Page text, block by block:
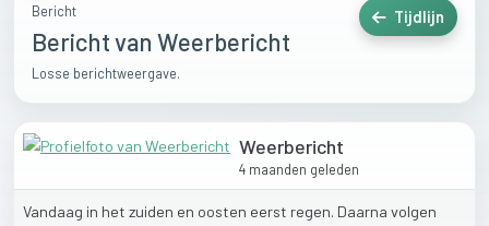
Bericht
Bericht van Weerbericht
Losse berichtweergave.
Tijdlijn
Weerbericht
4 maanden geleden
Vandaag in het zuiden en oosten eerst regen. Daarna volgen